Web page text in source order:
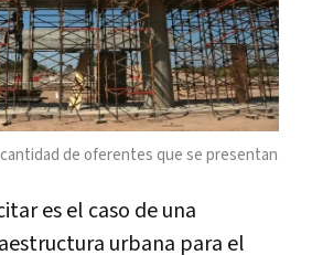
de oferentes que se presentan
es el caso de una
urbana para el